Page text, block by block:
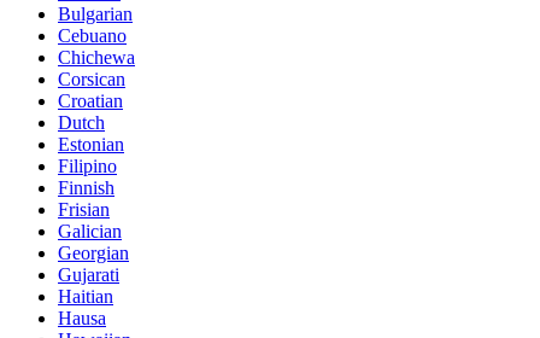
Bulgarian
Cebuano
Chichewa
Corsican
Croatian
Dutch
Estonian
Filipino
Finnish
Frisian
Galician
Georgian
Gujarati
Haitian
Hausa